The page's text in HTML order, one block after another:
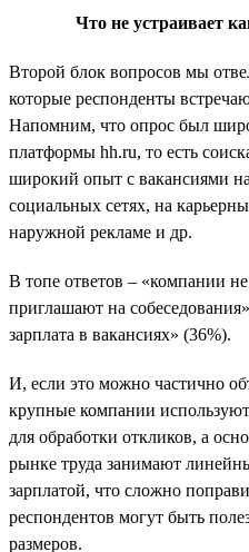
Что не устраивает
Второй блок вопросов мы
которые респонденты
Напомним, что опрос был
платформы hh.ru, то есть
широкий опыт с вакансиями
социальных сетях, на
наружной рекламе и др.
В топе ответов – «компании
приглашают на
зарплата в вакансиях» (36%).
И, если это можно частично
крупные компании
для обработки откликов, а
рынке труда занимают
зарплатой, что сложно
респондентов могут быть
размеров.